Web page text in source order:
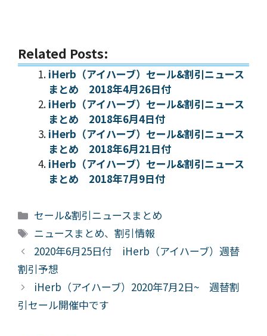
Related Posts:
iHerb（アイハーブ）セール&割引ニュース
まとめ 2018年4月26日付
iHerb（アイハーブ）セール&割引ニュース
まとめ 2018年6月4日付
iHerb（アイハーブ）セール&割引ニュース
まとめ 2018年6月21日付
iHerb（アイハーブ）セール&割引ニュース
まとめ 2018年7月9日付
カ
テ
リ
ー
セール&割引ニュースまとめ
タ
グ
ニュースまとめ、割引情報
2020年6月25日付 iHerb（アイハーブ）週替
割引予想
iHerb（アイハーブ）2020年7月2日~ 週替割
引セール開催中です